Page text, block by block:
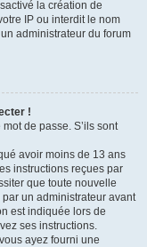
la création de
IP ou interdit le nom
administrateur du forum
!
de passe. S’ils sont
avoir moins de 13 ans
instructions reçues par
que toute nouvelle
un administrateur avant
est indiquée lors de
ses instructions.
ayez fourni une